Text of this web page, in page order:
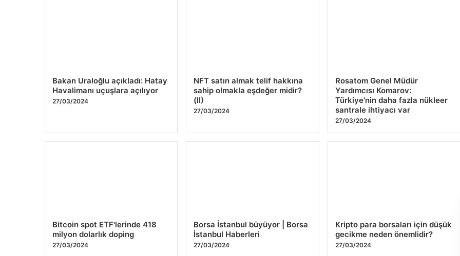
Bakan Uraloğlu açıkladı: Hatay
Havalimanı uçuşlara açılıyor
27/03/2024
NFT satın almak telif hakkına
sahip olmakla eşdeğer midir?
(II)
27/03/2024
Rosatom Genel Müdür
Yardımcısı Komarov:
Türkiye'nin daha fazla nükleer
santrale ihtiyacı var
27/03/2024
Bitcoin spot ETF'lerinde 418
milyon dolarlık doping
27/03/2024
Borsa İstanbul büyüyor | Borsa
İstanbul Haberleri
27/03/2024
Kripto para borsaları için düşük
gecikme neden önemlidir?
27/03/2024